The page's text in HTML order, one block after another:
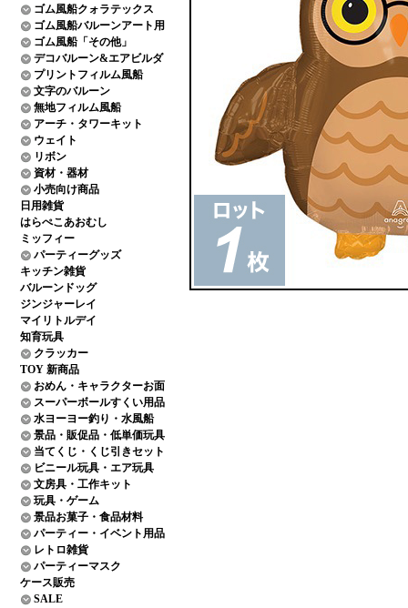
ゴム風船クォラテックス
ゴム風船バルーンアート用
ゴム風船「その他」
デコバルーン&エアビルダ
プリントフィルム風船
文字のバルーン
無地フィルム風船
アーチ・タワーキット
ウェイト
リボン
資材・器材
小売向け商品
日用雑貨
はらぺこあおむし
ミッフィー
パーティーグッズ
キッチン雑貨
バルーンドッグ
ジンジャーレイ
マイリトルデイ
知育玩具
クラッカー
TOY 新商品
おめん・キャラクターお面
スーパーボールすくい用品
水ヨーヨー釣り・水風船
景品・販促品・低単価玩具
当てくじ・くじ引きセット
ビニール玩具・エア玩具
文房具・工作キット
玩具・ゲーム
景品お菓子・食品材料
パーティー・イベント用品
レトロ雑貨
パーティーマスク
ケース販売
SALE